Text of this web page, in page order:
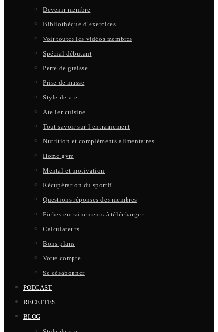
Devenir membre
Bibliothèque d’exercices
Voir toutes les vidéos membres
Spécial débutant
Perte de graisse
Prise de masse
Style de vie
Atelier cuisine
Tout savoir sur l’entrainement
Nutrition et compléments alimentaires
Home gym
Mental et motivation
Récupération du sportif
Questions réponses des membres
Fiches entrainements à télécharger
Calculateurs
Bons plans
Votre compte
Se désabonner
PODCAST
RECETTES
BLOG